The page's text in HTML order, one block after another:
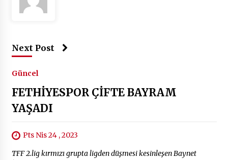
Next Post
Güncel
FETHİYESPOR ÇİFTE BAYRAM
YAŞADI
Pts Nis 24 , 2023
TFF 2.lig kırmızı grupta ligden düşmesi kesinleşen Baynet